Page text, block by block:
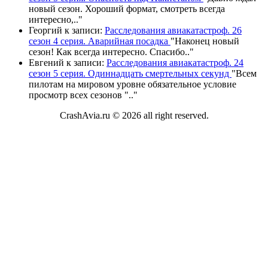
новый сезон. Хороший формат, смотреть всегда
интересно,.."
Георгий к записи: Расследования авиакатастроф. 26
сезон 4 серия. Аварийная посадка "Наконец новый
сезон! Как всегда интересно. Спасибо.."
Евгений к записи: Расследования авиакатастроф. 24
сезон 5 серия. Одиннадцать смертельных секунд "Всем
пилотам на мировом уровне обязательное условие
просмотр всех сезонов ".."
CrashAvia.ru © 2026 all right reserved.